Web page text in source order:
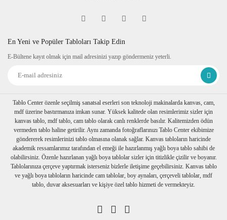
En Yeni ve Popüler Tabloları Takip Edin
E-Bültene kayıt olmak için mail adresinizi yazıp göndermeniz yeterli.
Tablo Center özenle seçilmiş sanatsal eserleri son teknoloji makinalarda kanvas, cam,
mdf üzerine bastırmanıza imkan sunar. Yüksek kalitede olan resimlerimiz sizler için
kanvas tablo, mdf tablo, cam tablo olarak canlı renklerde basılır. Kalitemizden ödün
vermeden tablo haline getirilir. Aynı zamanda fotoğraflarınızı Tablo Center ekibimize
göndererek resimlerinizi tablo olmasına olanak sağlar. Kanvas tabloların haricinde
akademik ressamlarımız tarafından el emeği ile hazırlanmış yağlı boya tablo sahibi de
olabilirsiniz. Özenle hazırlanan yağlı boya tablolar sizler için titizlikle çizilir ve boyanır.
Tablolarınıza çerçeve yaptırmak isterseniz bizlerle iletişime geçebilirsiniz. Kanvas tablo
ve yağlı boya tabloların haricinde cam tablolar, boy aynaları, çerçeveli tablolar, mdf
tablo, duvar aksesuarları ve kişiye özel tablo hizmeti de vermekteyiz.